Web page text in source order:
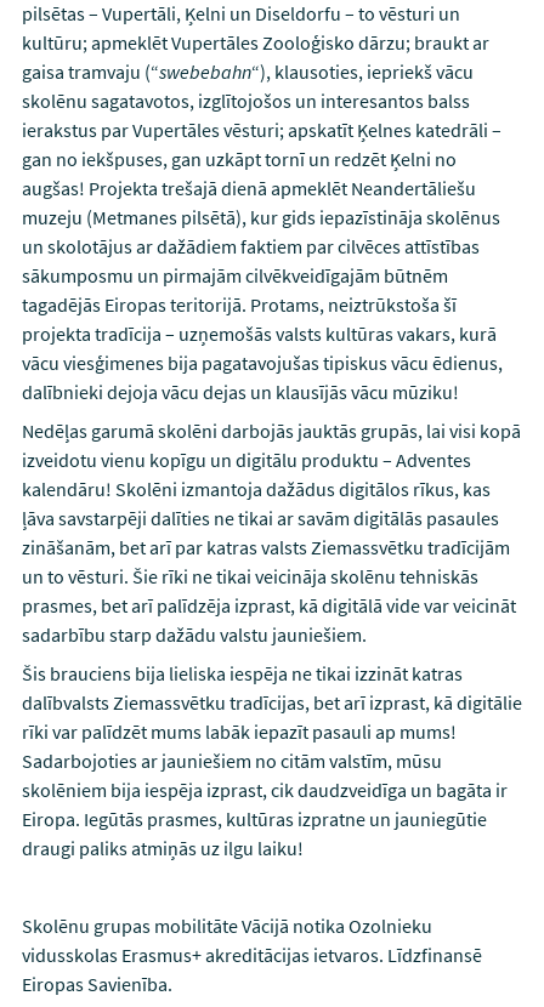
pilsētas – Vupertāli, Ķelni un Diseldorfu – to vēsturi un
kultūru; apmeklēt Vupertāles Zooloģisko dārzu; braukt ar
gaisa tramvaju (“swebebahn“), klausoties, iepriekš vācu
skolēnu sagatavotos, izglītojošos un interesantos balss
ierakstus par Vupertāles vēsturi; apskatīt Ķelnes katedrāli –
gan no iekšpuses, gan uzkāpt tornī un redzēt Ķelni no
augšas! Projekta trešajā dienā apmeklēt Neandertāliešu
muzeju (Metmanes pilsētā), kur gids iepazīstināja skolēnus
un skolotājus ar dažādiem faktiem par cilvēces attīstības
sākumposmu un pirmajām cilvēkveidīgajām būtnēm
tagadējās Eiropas teritorijā. Protams, neiztrūkstoša šī
projekta tradīcija – uzņemošās valsts kultūras vakars, kurā
vācu viesģimenes bija pagatavojušas tipiskus vācu ēdienus,
dalībnieki dejoja vācu dejas un klausījās vācu mūziku!
Nedēļas garumā skolēni darbojās jauktās grupās, lai visi kopā
izveidotu vienu kopīgu un digitālu produktu – Adventes
kalendāru! Skolēni izmantoja dažādus digitālos rīkus, kas
ļāva savstarpēji dalīties ne tikai ar savām digitālās pasaules
zināšanām, bet arī par katras valsts Ziemassvētku tradīcijām
un to vēsturi. Šie rīki ne tikai veicināja skolēnu tehniskās
prasmes, bet arī palīdzēja izprast, kā digitālā vide var veicināt
sadarbību starp dažādu valstu jauniešiem.
Šis brauciens bija lieliska iespēja ne tikai izzināt katras
dalībvalsts Ziemassvētku tradīcijas, bet arī izprast, kā digitālie
rīki var palīdzēt mums labāk iepazīt pasauli ap mums!
Sadarbojoties ar jauniešiem no citām valstīm, mūsu
skolēniem bija iespēja izprast, cik daudzveidīga un bagāta ir
Eiropa. Iegūtās prasmes, kultūras izpratne un jauniegūtie
draugi paliks atmiņās uz ilgu laiku!
Skolēnu grupas mobilitāte Vācijā notika Ozolnieku
vidusskolas Erasmus+ akreditācijas ietvaros. Līdzfinansē
Eiropas Savienība.